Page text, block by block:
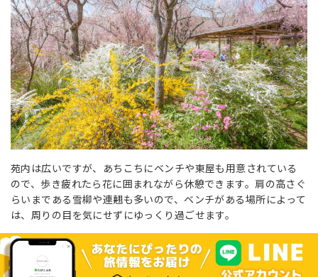
苑内は広いですが、あちこちにベンチや東屋も用意されている
ので、歩き疲れたら花に囲まれながら休憩できます。肩の高さぐ
らいまである雪柳や連翹も多いので、ベンチがある場所によって
は、周りの目を気にせずにゆっくり過ごせます。